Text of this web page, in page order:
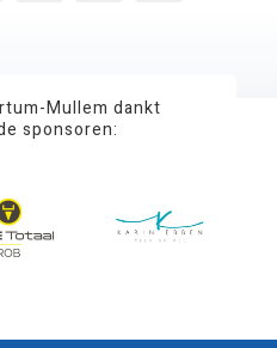
Mullem dankt
sponsoren: